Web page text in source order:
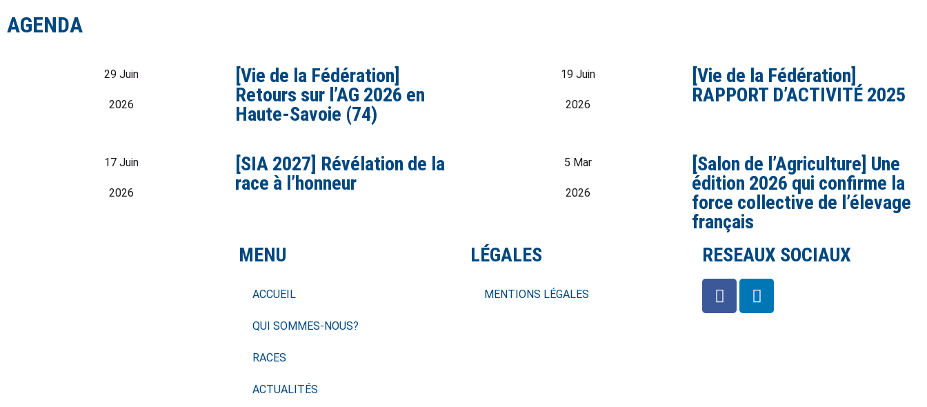
AGENDA
29 Juin
2026
[Vie de la Fédération]
Retours sur l’AG 2026 en
Haute-Savoie (74)
19 Juin
2026
[Vie de la Fédération]
RAPPORT D’ACTIVITÉ 2025
17 Juin
2026
[SIA 2027] Révélation de la
race à l’honneur
5 Mar
2026
[Salon de l’Agriculture] Une
édition 2026 qui confirme la
force collective de l’élevage
français
MENU
ACCUEIL
QUI SOMMES-NOUS?
RACES
ACTUALITÉS
LÉGALES
MENTIONS LÉGALES
RESEAUX SOCIAUX